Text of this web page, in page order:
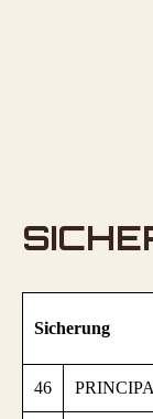
Sicherung
46